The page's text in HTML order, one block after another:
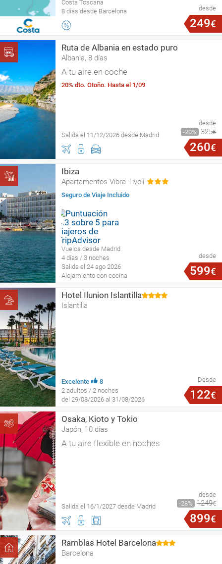
Costa Toscana
8 días desde Barcelona
desde
249€
Ruta de Albania en estado puro
Albania, 8 días
A tu aire en coche
20% dto. Otoño. Hasta el 1/09
Salida el 11/12/2026 desde Madrid
desde
20
325€
260€
Ibiza
Apartamentos Vibra Tivoli
Seguro de Viaje Incluido
Vuelos desde Madrid
4 días / 3 noches
Salida el 24 ago 2026
Alojamiento con cocina
desde
599€
Hotel Ilunion Islantilla
Islantilla
Excelente
8
2 adultos / 2 noches
del 29/08/2026 al 31/08/2026
Desde
122€
Osaka, Kioto y Tokio
Japón, 10 días
A tu aire flexible en noches
Salida el 16/1/2027 desde Madrid
desde
28
1249€
899€
Ramblas Hotel Barcelona
Barcelona